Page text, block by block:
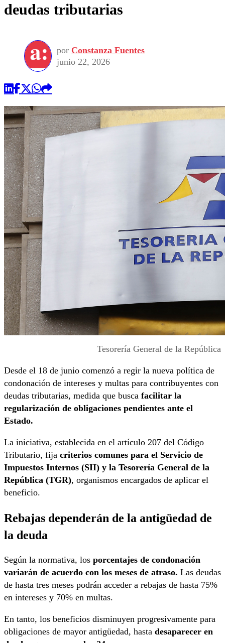
deudas tributarias
por Constanza Fuentes
junio 22, 2026
Tesorería General de la República
Desde el 18 de junio comenzó a regir la nueva política de
condonación de intereses y multas para contribuyentes con
deudas tributarias, medida que busca facilitar la
regularización de obligaciones pendientes ante el
Estado.
La iniciativa, establecida en el artículo 207 del Código
Tributario, fija criterios comunes para el Servicio de
Impuestos Internos (SII) y la Tesorería General de la
República (TGR), organismos encargados de aplicar el
beneficio.
Rebajas dependerán de la antigüedad de
la deuda
Según la normativa, los porcentajes de condonación
variarán de acuerdo con los meses de atraso. Las deudas
de hasta tres meses podrán acceder a rebajas de hasta 75%
en intereses y 70% en multas.
En tanto, los beneficios disminuyen progresivamente para
obligaciones de mayor antigüedad, hasta desaparecer en